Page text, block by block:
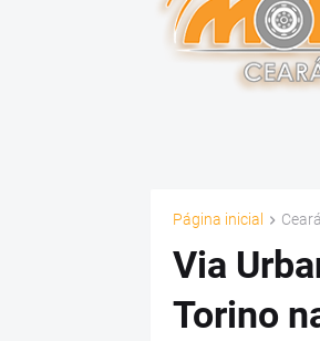
Página inicial
Via
Torino